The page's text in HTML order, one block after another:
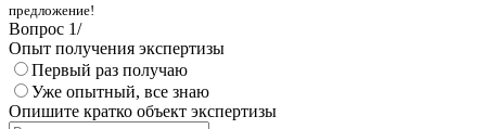
предложение!
Вопрос 1/
Опыт получения экспертизы
Первый раз получаю
Уже опытный, все знаю
Опишите кратко объект экспертизы